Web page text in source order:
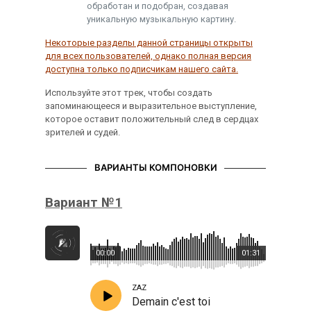
обработан и подобран, создавая
уникальную музыкальную картину.
Некоторые разделы данной страницы открыты
для всех пользователей, однако полная версия
доступна только подписчикам нашего сайта.
Используйте этот трек, чтобы создать
запоминающееся и выразительное выступление,
которое оставит положительный след в сердцах
зрителей и судей.
ВАРИАНТЫ КОМПОНОВКИ
Вариант №1
01:31
00:00
ZAZ
Demain c'est toi